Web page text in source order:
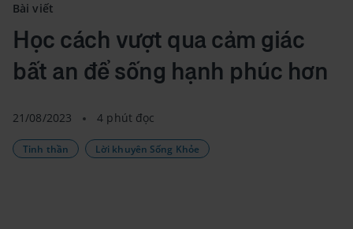
Bài viết
Học cách vượt qua cảm giác
bất an để sống hạnh phúc hơn
21/08/2023 4 phút đọc
Tinh thần Lời khuyên Sống Khỏe